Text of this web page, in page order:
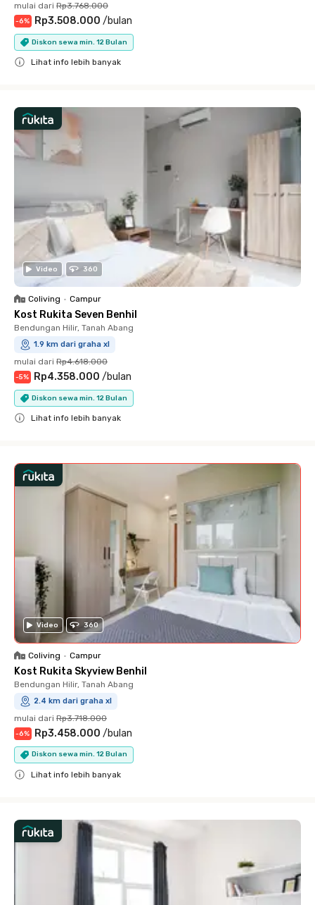
mulai dari Rp3.768.000
-6% Rp3.508.000 /bulan
Diskon sewa min. 12 Bulan
Lihat info lebih banyak
Video 360
Coliving • Campur
Kost Rukita Seven Benhil
Bendungan Hilir, Tanah Abang
1.9 km dari graha xl
mulai dari Rp4.618.000
-5% Rp4.358.000 /bulan
Diskon sewa min. 12 Bulan
Lihat info lebih banyak
Video 360
Coliving • Campur
Kost Rukita Skyview Benhil
Bendungan Hilir, Tanah Abang
2.4 km dari graha xl
mulai dari Rp3.718.000
-6% Rp3.458.000 /bulan
Diskon sewa min. 12 Bulan
Lihat info lebih banyak